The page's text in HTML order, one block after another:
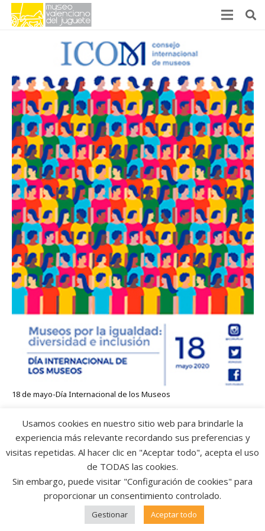
18 de mayo-Día Internacional de los Museos
Usamos cookies en nuestro sitio web para brindarle la
experiencia más relevante recordando sus preferencias y
visitas repetidas. Al hacer clic en "Aceptar todo", acepta el uso
de TODAS las cookies.
Sin embargo, puede visitar "Configuración de cookies" para
proporcionar un consentimiento controlado.
Gestionar Aceptar todo